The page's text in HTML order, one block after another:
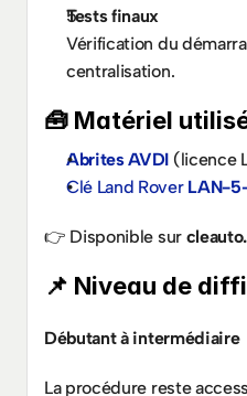
Tests finaux
Vérification du
centralisation.
🧰 Matériel
Abrites AVDI (licence
Clé Land Rover LAN-
👉 Disponible sur
📌 Niveau de
Débutant à intermédiaire
La procédure reste